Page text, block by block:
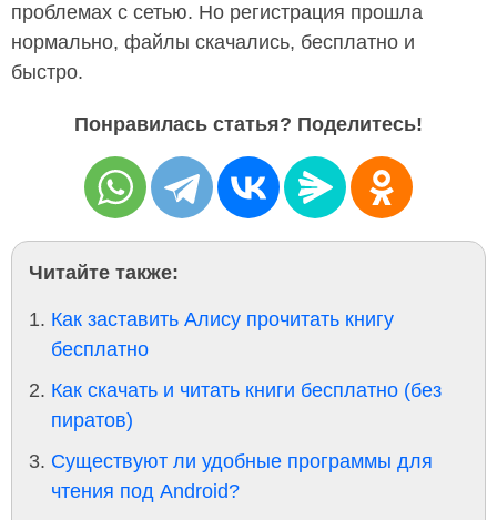
проблемах с сетью. Но регистрация прошла
нормально, файлы скачались, бесплатно и
быстро.
Понравилась статья? Поделитесь!
Читайте также:
Как заставить Алису прочитать книгу
бесплатно
Как скачать и читать книги бесплатно (без
пиратов)
Существуют ли удобные программы для
чтения под Android?